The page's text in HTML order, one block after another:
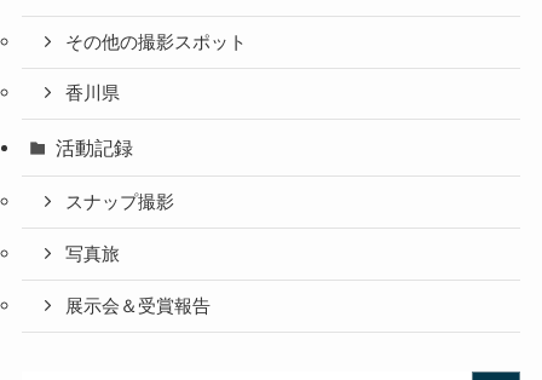
その他の撮影スポット
香川県
活動記録
スナップ撮影
写真旅
展示会＆受賞報告